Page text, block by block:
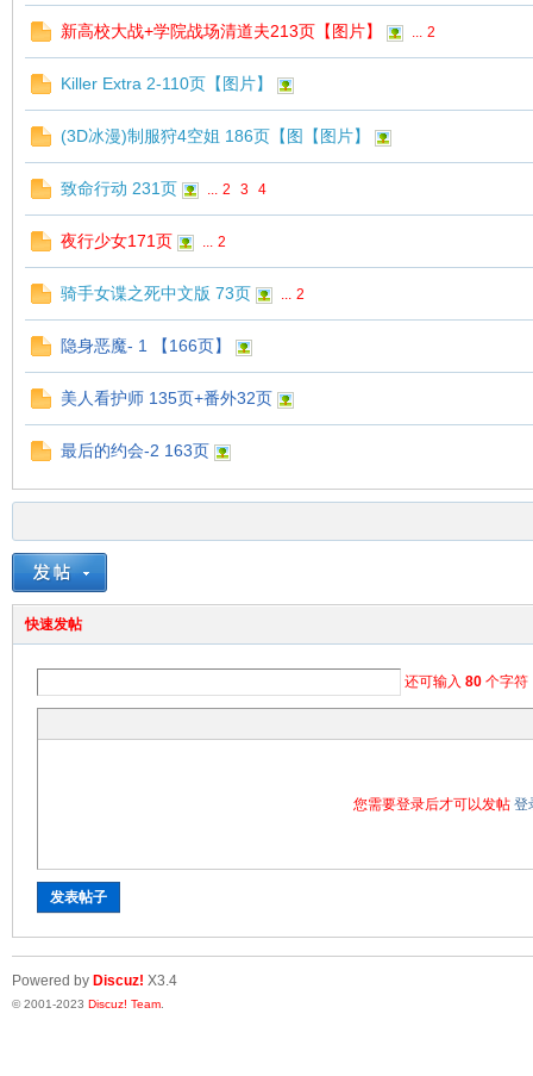
新高校大战+学院战场清道夫213页【图片】 ... 2
Killer Extra 2-110页【图片】
(3D冰漫)制服狩4空姐 186页【图【图片】
致命行动 231页 ... 2 3 4
夜行少女171页 ... 2
骑手女谍之死中文版 73页 ... 2
隐身恶魔- 1 【166页】
美人看护师 135页+番外32页
最后的约会-2 163页
快速发帖
还可输入 80个字符
您需要登录后才可以发帖 登
发表帖子
Powered by Discuz! X3.4
© 2001-2023 Discuz! Team.